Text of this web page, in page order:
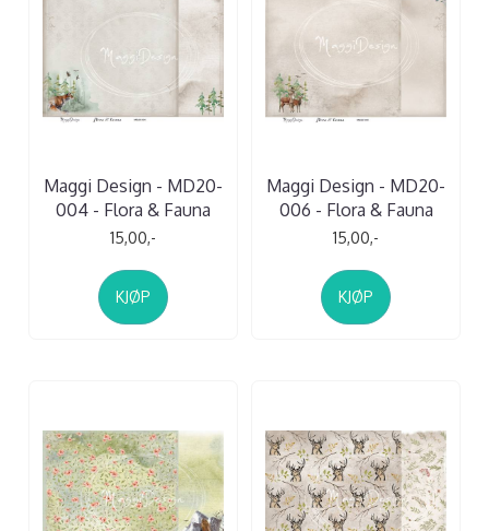
Maggi Design - MD20-
004 - Flora & Fauna
15,00,-
KJØP
Maggi Design - MD20-
006 - Flora & Fauna
15,00,-
KJØP